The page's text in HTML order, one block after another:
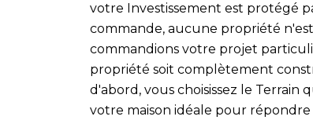
votre Investissement est protégé
commande, aucune propriété
commandions votre projet
propriété soit complètement
d'abord, vous choisissez le Terrain
votre maison idéale pour répondre